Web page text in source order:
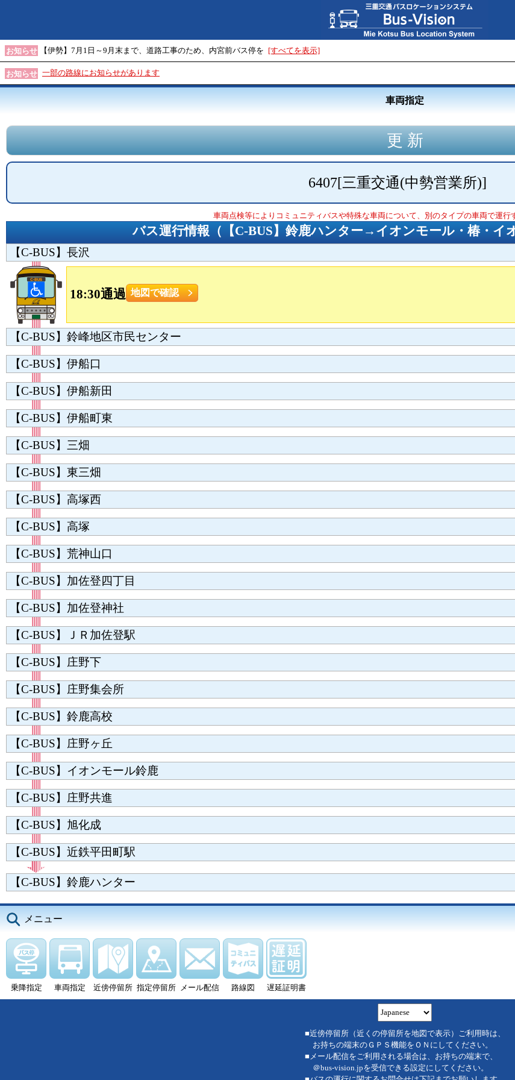
お知らせ 【伊勢】7月1日～9月末まで、道路工事のため、内宮前バス停を [すべてを表示]
お知らせ 一部の路線にお知らせがあります
車両指定
6407[三重交通(中勢営業所)]
車両点検等によりコミュニティバスや特殊な車両について、別のタイプの車両で運行
バス運行情報（ 【C-BUS】鈴鹿ハンター→イオンモール・椿・
【C-BUS】長沢
18:30通過 地図で確認
【C-BUS】鈴峰地区市民センター
【C-BUS】伊船口
【C-BUS】伊船新田
【C-BUS】伊船町東
【C-BUS】三畑
【C-BUS】東三畑
【C-BUS】高塚西
【C-BUS】高塚
【C-BUS】荒神山口
【C-BUS】加佐登四丁目
【C-BUS】加佐登神社
【C-BUS】ＪＲ加佐登駅
【C-BUS】庄野下
【C-BUS】庄野集会所
【C-BUS】鈴鹿高校
【C-BUS】庄野ヶ丘
【C-BUS】イオンモール鈴鹿
【C-BUS】庄野共進
【C-BUS】旭化成
【C-BUS】近鉄平田町駅
【C-BUS】鈴鹿ハンター
メニュー
乗降指定 車両指定 近傍停留所 指定停留所 メール配信 路線図 遅延証明書
■近傍停留所（近くの停留所を地図で表示）ご利用時は、
お持ちの端末のＧＰＳ機能をＯＮにしてください。
■メール配信をご利用される場合は、お持ちの端末で、
＠bus-vision.jpを受信できる設定にしてください。